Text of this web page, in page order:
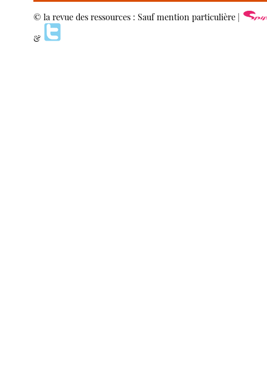
© la revue des ressources : Sauf mention particulière |
&